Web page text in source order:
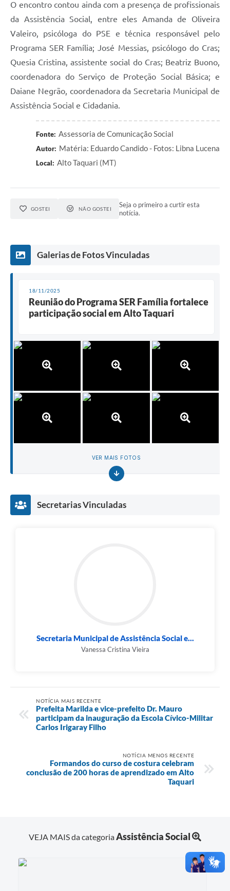
O encontro contou ainda com a presença de profissionais
da Assistência Social, entre eles Amanda de Oliveira
Valeiro, psicóloga do PSE e técnica responsável pelo
Programa SER Família; José Messias, psicólogo do Cras;
Quesia Cristina, assistente social do Cras; Beatriz Buono,
coordenadora do Serviço de Proteção Social Básica; e
Daiane Negrão, coordenadora da Secretaria Municipal de
Assistência Social e Cidadania.
Fonte: Assessoria de Comunicação Social
Autor: Matéria: Eduardo Candido - Fotos: Libna Lucena
Local: Alto Taquari (MT)
GOSTEI NÃO GOSTEI
Seja o primeiro a curtir esta
notícia.
Galerias de Fotos Vinculadas
18/11/2025
Reunião do Programa SER Família fortalece
participação social em Alto Taquari
VER MAIS FOTOS
Secretarias Vinculadas
Secretaria Municipal de Assistência Social e...
Vanessa Cristina Vieira
NOTÍCIA MAIS RECENTE
Prefeita Marilda e vice-prefeito Dr. Mauro
participam da inauguração da Escola Cívico-Militar
Carlos Irigaray Filho
NOTÍCIA MENOS RECENTE
Formandos do curso de costura celebram
conclusão de 200 horas de aprendizado em Alto
Taquari
VEJA MAIS da categoriaAssistência Social